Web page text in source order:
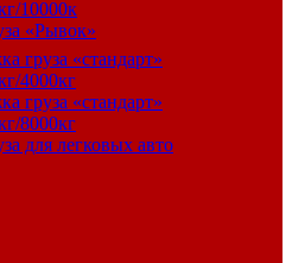
10000к
«Рывок»
груза «стандарт»
4000кг
груза «стандарт»
8000кг
для легковых авто